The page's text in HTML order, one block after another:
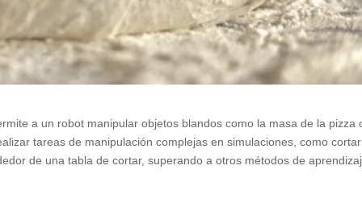
a un robot manipular objetos blandos como la masa de la pizza
tareas de manipulación complejas en simulaciones, como
de una tabla de cortar, superando a otros métodos de